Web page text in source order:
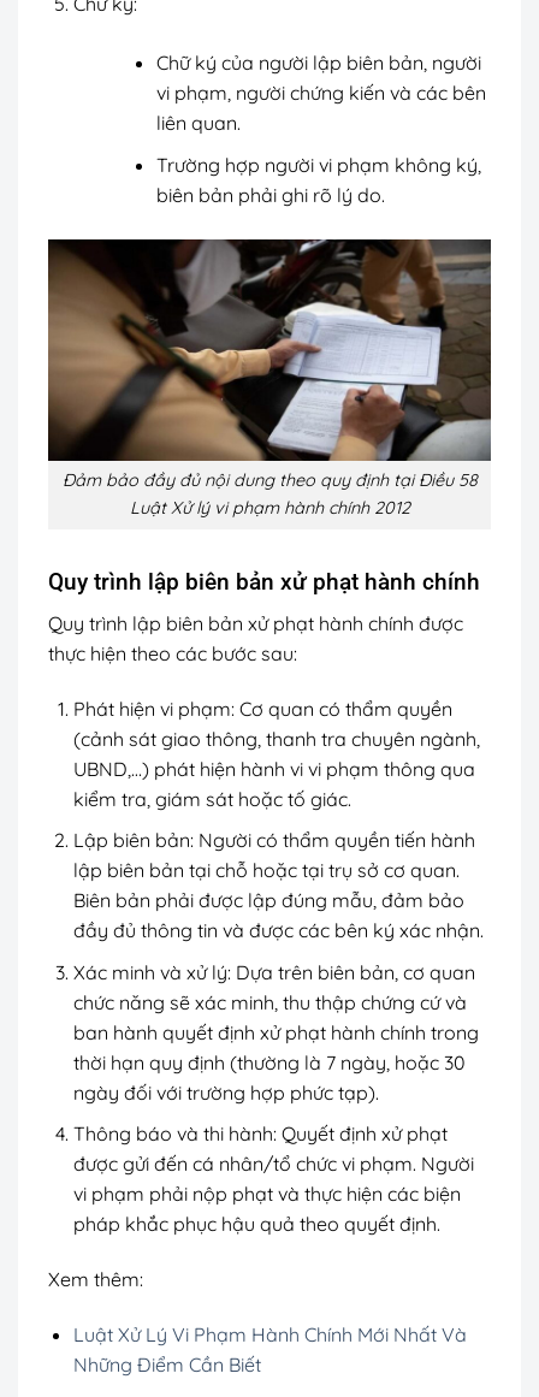
Chữ ký của người lập biên bản, người
vi phạm, người chứng kiến và các bên
liên quan.
Trường hợp người vi phạm không ký,
biên bản phải ghi rõ lý do.
Đảm bảo đầy đủ nội dung theo quy định tại Điều 58
Luật Xử lý vi phạm hành chính 2012
Quy trình lập biên bản xử phạt hành chính
Quy trình lập biên bản xử phạt hành chính được
thực hiện theo các bước sau:
Phát hiện vi phạm: Cơ quan có thẩm quyền
(cảnh sát giao thông, thanh tra chuyên ngành,
UBND,…) phát hiện hành vi vi phạm thông qua
kiểm tra, giám sát hoặc tố giác.
Lập biên bản: Người có thẩm quyền tiến hành
lập biên bản tại chỗ hoặc tại trụ sở cơ quan.
Biên bản phải được lập đúng mẫu, đảm bảo
đầy đủ thông tin và được các bên ký xác nhận.
Xác minh và xử lý: Dựa trên biên bản, cơ quan
chức năng sẽ xác minh, thu thập chứng cứ và
ban hành quyết định xử phạt hành chính trong
thời hạn quy định (thường là 7 ngày, hoặc 30
ngày đối với trường hợp phức tạp).
Thông báo và thi hành: Quyết định xử phạt
được gửi đến cá nhân/tổ chức vi phạm. Người
vi phạm phải nộp phạt và thực hiện các biện
pháp khắc phục hậu quả theo quyết định.
Xem thêm:
Luật Xử Lý Vi Phạm Hành Chính Mới Nhất Và
Những Điểm Cần Biết